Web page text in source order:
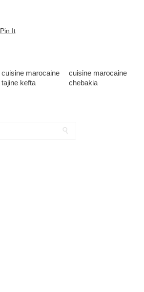
Pin It
cuisine marocaine
tajine kefta
cuisine marocaine
chebakia